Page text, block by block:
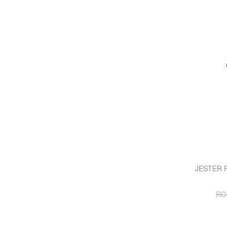
JESTER